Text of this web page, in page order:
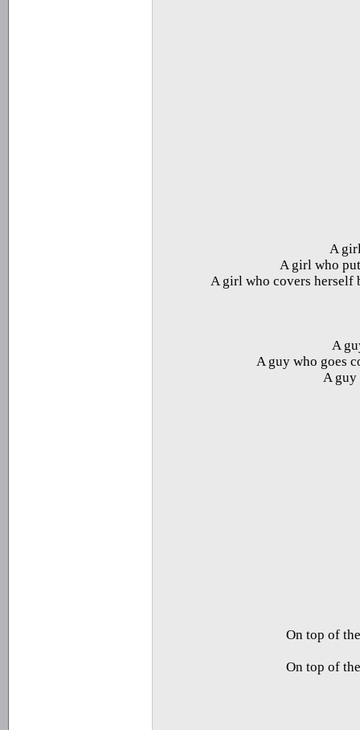
A
A girl who
A girl who covers herself
A
A guy who goes
A guy
On top of
On top of